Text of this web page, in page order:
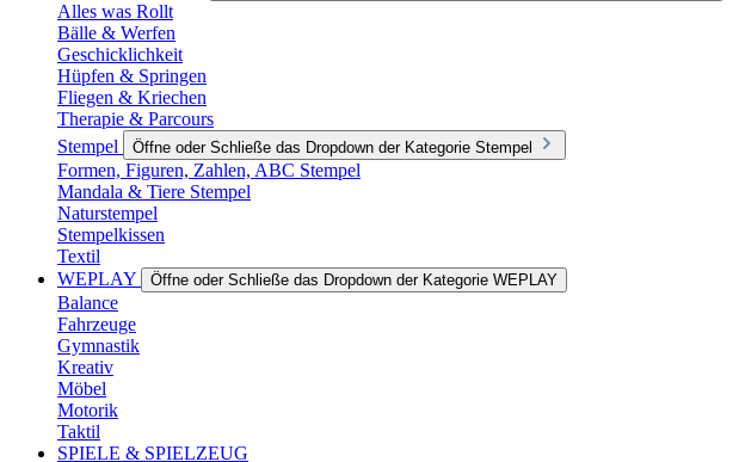
Alles was Rollt
Bälle & Werfen
Geschicklichkeit
Hüpfen & Springen
Fliegen & Kriechen
Therapie & Parcours
Stempel
Öffne oder Schließe das Dropdown der Kategorie Stempel
Formen, Figuren, Zahlen, ABC Stempel
Mandala & Tiere Stempel
Naturstempel
Stempelkissen
Textil
WEPLAY
Öffne oder Schließe das Dropdown der Kategorie WEPLAY
Balance
Fahrzeuge
Gymnastik
Kreativ
Möbel
Motorik
Taktil
SPIELE & SPIELZEUG